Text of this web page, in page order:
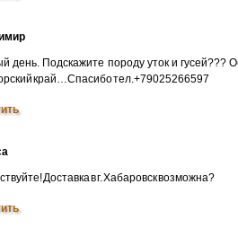
день. Подскажите породу уток и гусей???
край…Спасибо тел.+79025266597
Доставка в г. Хабаровск возможна?